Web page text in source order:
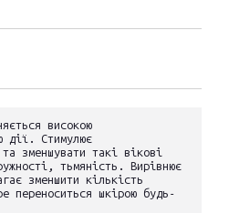
високою
дії. Стимулює
зменшувати такі вікові
тьмяність. Вирівнює
зменшити кількість
переноситься шкірою будь-